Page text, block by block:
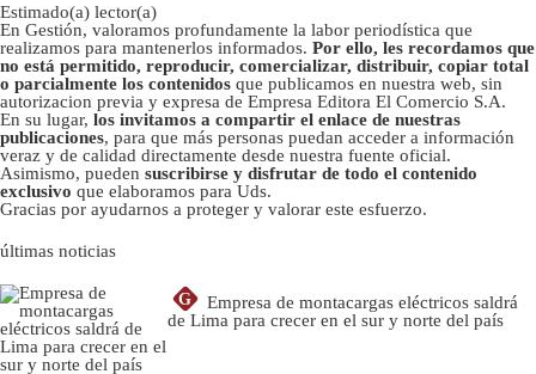
Estimado(a) lector(a)
En Gestión, valoramos profundamente la labor periodística que
realizamos para mantenerlos informados. Por ello, les recordamos que
no está permitido, reproducir, comercializar, distribuir, copiar total
o parcialmente los contenidos que publicamos en nuestra web, sin
autorizacion previa y expresa de Empresa Editora El Comercio S.A.
En su lugar, los invitamos a compartir el enlace de nuestras
publicaciones, para que más personas puedan acceder a información
veraz y de calidad directamente desde nuestra fuente oficial.
Asimismo, pueden suscribirse y disfrutar de todo el contenido
exclusivo que elaboramos para Uds.
Gracias por ayudarnos a proteger y valorar este esfuerzo.
últimas noticias
G
Empresa de montacargas eléctricos saldrá
de Lima para crecer en el sur y norte del país